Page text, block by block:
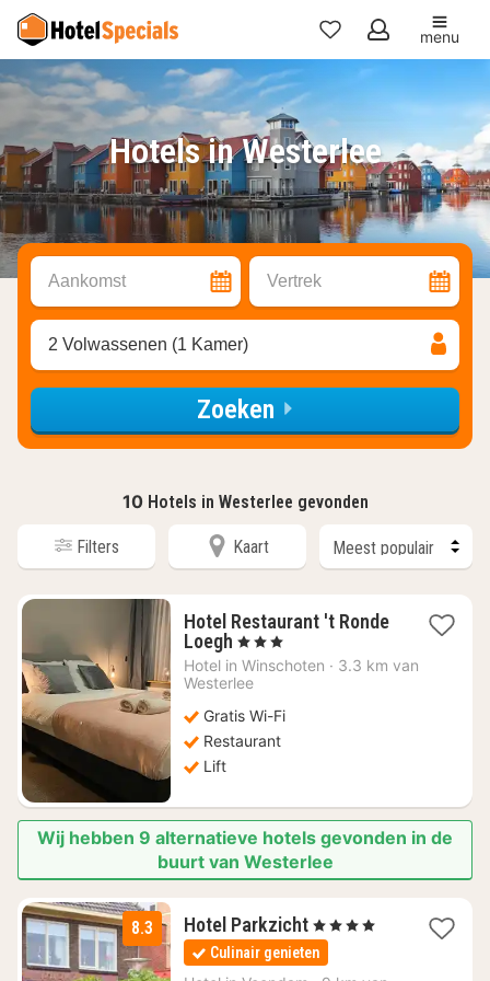
Mijn
favorieten
menu
Hotels in Westerlee
Aankomst Vertrek
2 Volwassenen (1 Kamer)
Zoeken
10 Hotels in Westerlee gevonden
Filters Kaart
Hotel Restaurant 't Ronde
Loegh 1
nacht
vanaf
120,91
, 3 Sterren
Hotel in Winschoten · 3.3 km van
Westerlee
Gratis Wi-Fi
Restaurant
Lift
Wij hebben 9 alternatieve hotels gevonden in de
buurt van Westerlee
8.3 Hotel Parkzicht3
nachten
vanaf
, 4 Sterren
Culinair genieten